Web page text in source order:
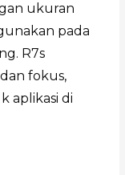
ukuran
pada
R7s
fokus,
aplikasi di